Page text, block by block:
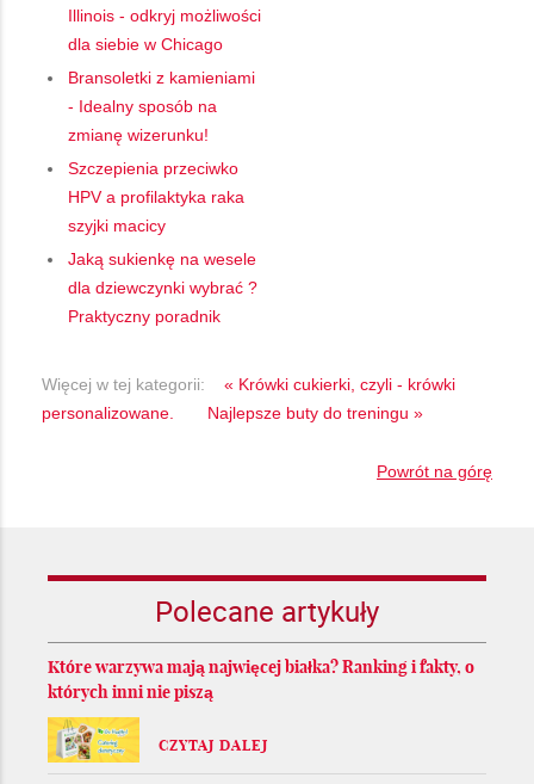
Illinois - odkryj możliwości
dla siebie w Chicago
Bransoletki z kamieniami
- Idealny sposób na
zmianę wizerunku!
Szczepienia przeciwko
HPV a profilaktyka raka
szyjki macicy
Jaką sukienkę na wesele
dla dziewczynki wybrać ?
Praktyczny poradnik
Więcej w tej kategorii:
« Krówki cukierki, czyli - krówki
personalizowane.
Najlepsze buty do treningu »
Powrót na górę
Polecane artykuły
Które warzywa mają najwięcej białka? Ranking i fakty, o
których inni nie piszą
CZYTAJ DALEJ